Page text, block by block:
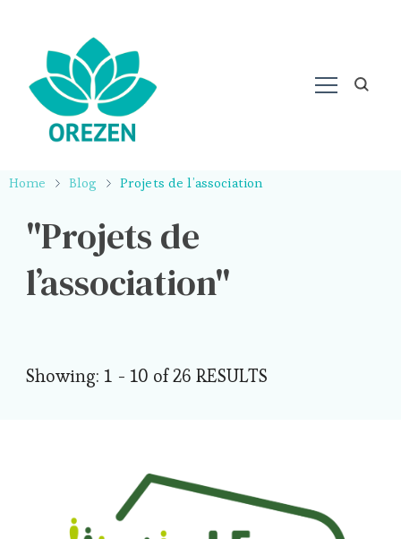
Home Blog Projets de l’association
Projets de
l’association
Showing: 1 - 10 of 26 RESULTS